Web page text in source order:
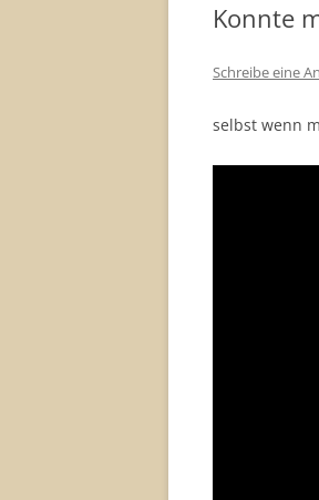
Konnte
Schreibe eine
selbst wenn